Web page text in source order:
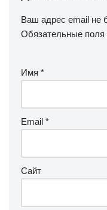
Ваш адрес email не
Обязательные
Имя *
Email *
Сайт